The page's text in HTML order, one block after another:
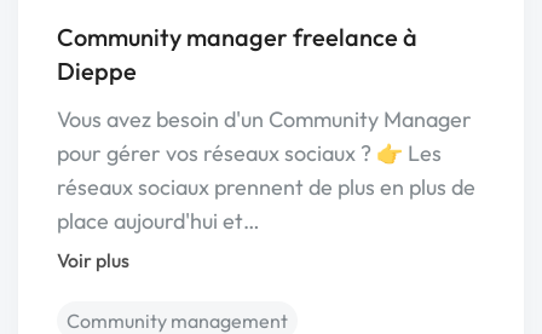
Community manager freelance à
Dieppe
Vous avez besoin d'un Community Manager
pour gérer vos réseaux sociaux ? 👉 Les
réseaux sociaux prennent de plus en plus de
place aujourd'hui et…
Voir plus
Community management